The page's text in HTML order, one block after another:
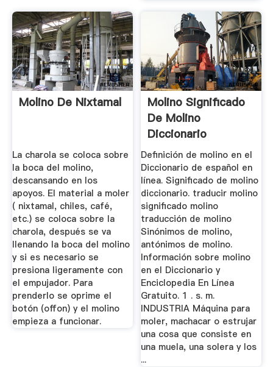
Molino De Nixtamal
La charola se coloca sobre
la boca del molino,
descansando en los
apoyos. El material a moler
( nixtamal, chiles, café,
etc.) se coloca sobre la
charola, después se va
llenando la boca del molino
y si es necesario se
presiona ligeramente con
el empujador. Para
prenderlo se oprime el
botón (offon) y el molino
empieza a funcionar.
Molino Significado
De Molino
Diccionario
Definición de molino en el
Diccionario de español en
línea. Significado de molino
diccionario. traducir molino
significado molino
traducción de molino
Sinónimos de molino,
antónimos de molino.
Información sobre molino
en el Diccionario y
Enciclopedia En Línea
Gratuito. 1 . s. m.
INDUSTRIA Máquina para
moler, machacar o estrujar
una cosa que consiste en
una muela, una solera y los
...